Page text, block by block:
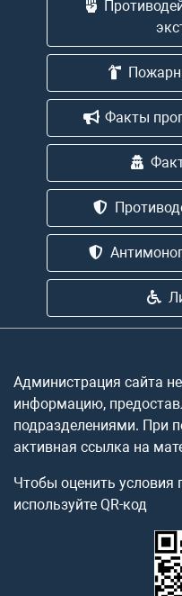
Факты
Администрация сайта
информацию,
подразделениями. При
активная ссылка на
Чтобы оценить условия
используйте QR-код